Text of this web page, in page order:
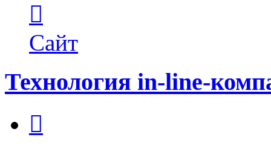
пользователя
Елена
ПластЭксперт
Сайт
Технология in-line-